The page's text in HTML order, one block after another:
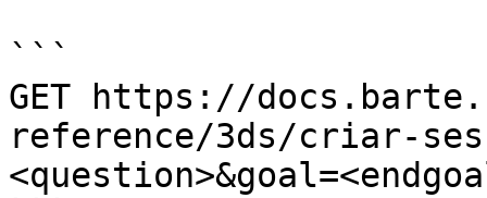
```
GET https://
reference/3ds/criar-